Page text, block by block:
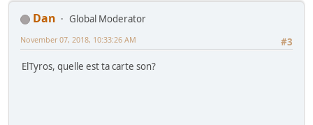
Dan
Global Moderator
#3
November 07, 2018, 10:33:26 AM
ElTyros, quelle est ta carte son?